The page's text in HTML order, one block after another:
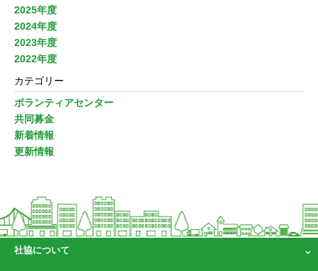
2025年度
2024年度
2023年度
2022年度
カテゴリー
ボランティアセンター
共同募金
新着情報
更新情報
社協について